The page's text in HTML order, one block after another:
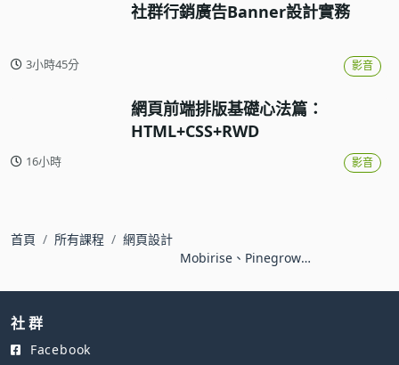
社群行銷廣告Banner設計實務
3小時45分 影音
網頁前端排版基礎心法篇：
HTML+CSS+RWD
16小時 影音
首頁 所有課程
網頁設計
Mobirise、Pinegrow、
社 群
Facebook